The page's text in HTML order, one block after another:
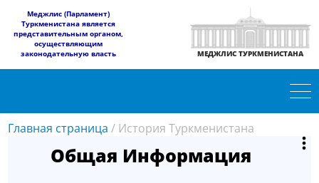
​Меджлис (Парламент)
Туркменистана является
представительным органом,
осуществляющим
законодательную власть
МЕДЖЛИС ТУРКМЕНИСТАНА
Главная страница / История Туркменистана
Общая Информация